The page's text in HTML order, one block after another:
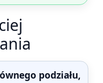
podziału,